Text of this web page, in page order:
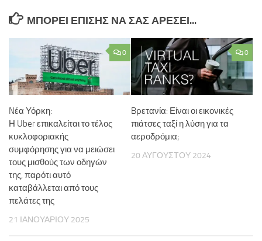
ΜΠΟΡΕΊ ΕΠΊΣΗΣ ΝΑ ΣΑΣ ΑΡΈΣΕΙ...
0
Nέα Υόρκη:
Η Uber επικαλείται το τέλος
κυκλοφοριακής
συμφόρησης για να μειώσει
τους μισθούς των οδηγών
της, παρότι αυτό
καταβάλλεται από τους
πελάτες της
21 ΙΑΝΟΥΑΡΊΟΥ 2025
0
Bρετανία: Είναι οι εικονικές
πιάτσες ταξί η λύση για τα
αεροδρόμια;
20 ΑΥΓΟΎΣΤΟΥ 2024